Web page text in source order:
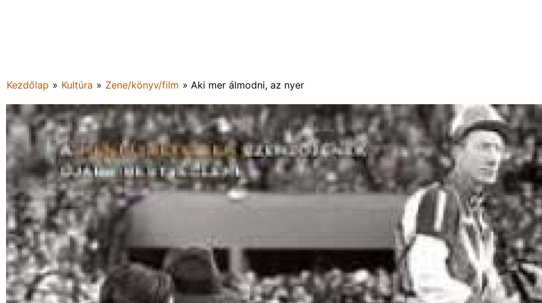
Kezdőlap » Kultúra » Zene/könyv/film » Aki mer álmodni, az nyer